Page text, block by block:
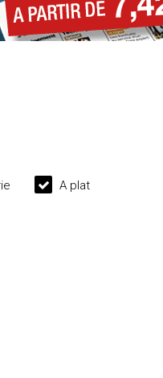
A plat